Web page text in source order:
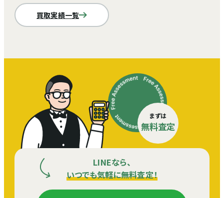
買取実績一覧
まずは
無料査定
LINEなら、
いつでも気軽に無料査定！